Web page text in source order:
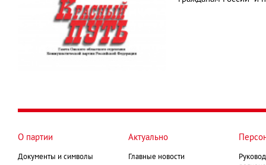
О партии
Документы и символы
Актуально
Главные новости